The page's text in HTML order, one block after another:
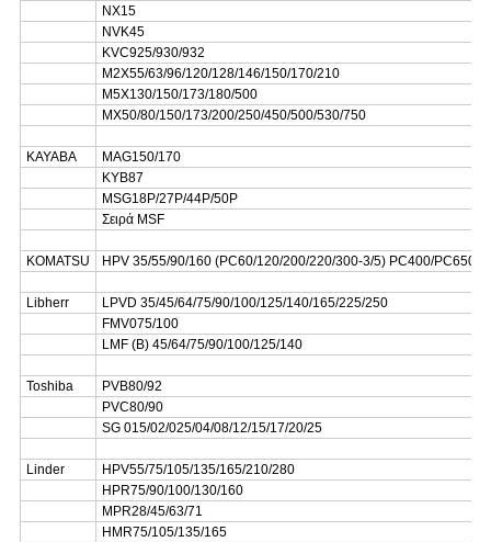
NX15
NVK45
KVC925/930/932
M2X55/63/96/120/128/146/150/170/210
M5X130/150/173/180/500
MX50/80/150/173/200/250/450/500/530/750
KAYABA
MAG150/170
KYB87
MSG18P/27P/44P/50P
Σειρά MSF
KOMATSU HPV 35/55/90/160 (PC60/120/200/220/300-3/5) PC400/PC650
Libherr
LPVD 35/45/64/75/90/100/125/140/165/225/250
FMV075/100
LMF (Β) 45/64/75/90/100/125/140
Toshiba
PVB80/92
PVC80/90
SG 015/02/025/04/08/12/15/17/20/25
Linder
HPV55/75/105/135/165/210/280
HPR75/90/100/130/160
MPR28/45/63/71
HMR75/105/135/165